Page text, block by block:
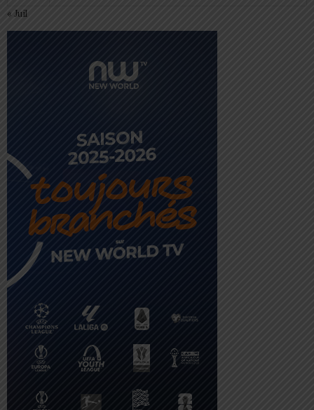
« Juil